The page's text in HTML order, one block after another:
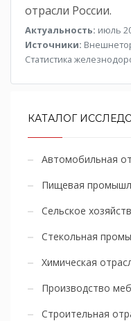
отрасли России.
Актуальность: июль
Источники:
Статистика
КАТАЛОГ
Автомобильная
Пищевая
Сельское
Стекольная
Химическая
Производство
Строительная